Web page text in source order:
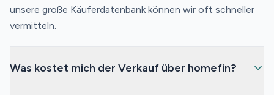
unsere große Käuferdatenbank können wir oft schneller
vermitteln.
Was kostet mich der Verkauf über homefin?